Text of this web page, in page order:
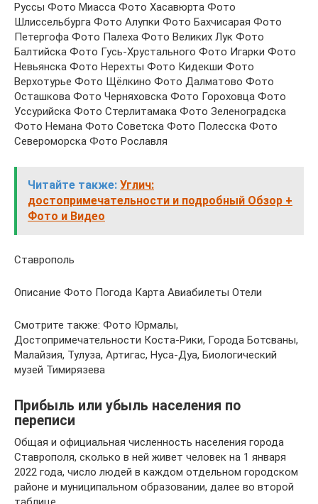
Руссы Фото Миасса Фото Хасавюрта Фото
Шлиссельбурга Фото Алупки Фото Бахчисарая Фото
Петергофа Фото Палеха Фото Великих Лук Фото
Балтийска Фото Гусь-Хрустального Фото Игарки Фото
Невьянска Фото Нерехты Фото Кидекши Фото
Верхотурье Фото Щёлкино Фото Далматово Фото
Осташкова Фото Черняховска Фото Гороховца Фото
Уссурийска Фото Стерлитамака Фото Зеленоградска
Фото Немана Фото Советска Фото Полесска Фото
Североморска Фото Рославля
Читайте также: Углич:
достопримечательности и подробный Обзор +
Фото и Видео
Ставрополь
Описание Фото Погода Карта Авиабилеты Отели
Смотрите также: Фото Юрмалы,
Достопримечательности Коста-Рики, Города Ботсваны,
Малайзия, Тулуза, Артигас, Нуса-Дуа, Биологический
музей Тимирязева
Прибыль или убыль населения по
переписи
Общая и официальная численность населения города
Ставрополя, сколько в ней живет человек на 1 января
2022 года, число людей в каждом отдельном городском
районе и муниципальном образовании, далее во второй